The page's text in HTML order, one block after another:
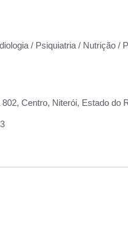
/ Psiquiatria / Nutrição /
Centro, Niterói, Estado do